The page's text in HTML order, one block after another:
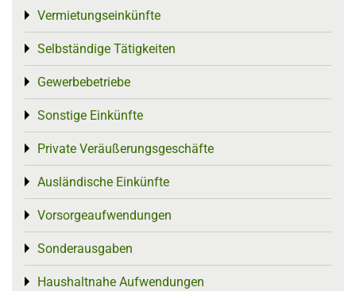
Vermietungseinkünfte
Toggle menu
Selbständige Tätigkeiten
Toggle menu
Gewerbebetriebe
Toggle menu
Sonstige Einkünfte
Toggle menu
Private Veräußerungsgeschäfte
Toggle menu
Ausländische Einkünfte
Toggle menu
Vorsorgeaufwendungen
Toggle menu
Sonderausgaben
Toggle menu
Haushaltnahe Aufwendungen
Toggle menu